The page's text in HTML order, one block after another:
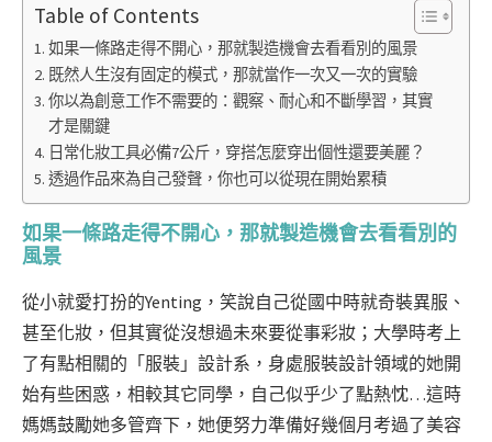
Table of Contents
如果一條路走得不開心，那就製造機會去看看別的風景
既然人生沒有固定的模式，那就當作一次又一次的實驗
你以為創意工作不需要的：觀察、耐心和不斷學習，其實
才是關鍵
日常化妝工具必備7公斤，穿搭怎麼穿出個性還要美麗？
透過作品來為自己發聲，你也可以從現在開始累積
如果一條路走得不開心，那就製造機會去看看別的
風景
從小就愛打扮的Yenting，笑說自己從國中時就奇裝異服、
甚至化妝，但其實從沒想過未來要從事彩妝；大學時考上
了有點相關的「服裝」設計系，身處服裝設計領域的她開
始有些困惑，相較其它同學，自己似乎少了點熱忱…這時
媽媽鼓勵她多管齊下，她便努力準備好幾個月考過了美容